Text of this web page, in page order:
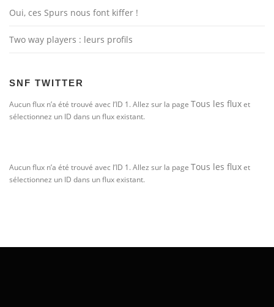
Oui, ces Spurs nous font kiffer !
Two way players : leurs profils
SNF TWITTER
Aucun flux n’a été trouvé avec l’ID 1. Allez sur la page Tous les fluxet
sélectionnez un ID dans un flux existant.
Aucun flux n’a été trouvé avec l’ID 1. Allez sur la page Tous les fluxet
sélectionnez un ID dans un flux existant.